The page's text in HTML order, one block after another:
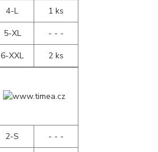
4-L
1 ks
5-XL
- - -
6-XXL
2 ks
2-S
- - -